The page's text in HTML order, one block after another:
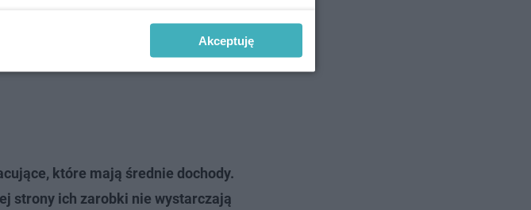
które mają średnie dochody.
strony ich zarobki nie wystarczają
Akceptuję